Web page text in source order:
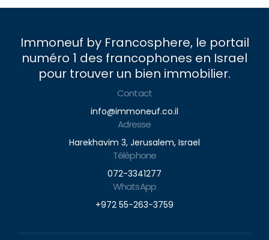
Immoneuf by Francosphere, le portail
numéro 1 des francophones en Israel
pour trouver un bien immobilier.
Contact
info@immoneuf.co.il
Adresse
Harekhavim 3, Jerusalem, Israel
Téléphone
072-3341277
WhatsApp
+972 55-263-3759